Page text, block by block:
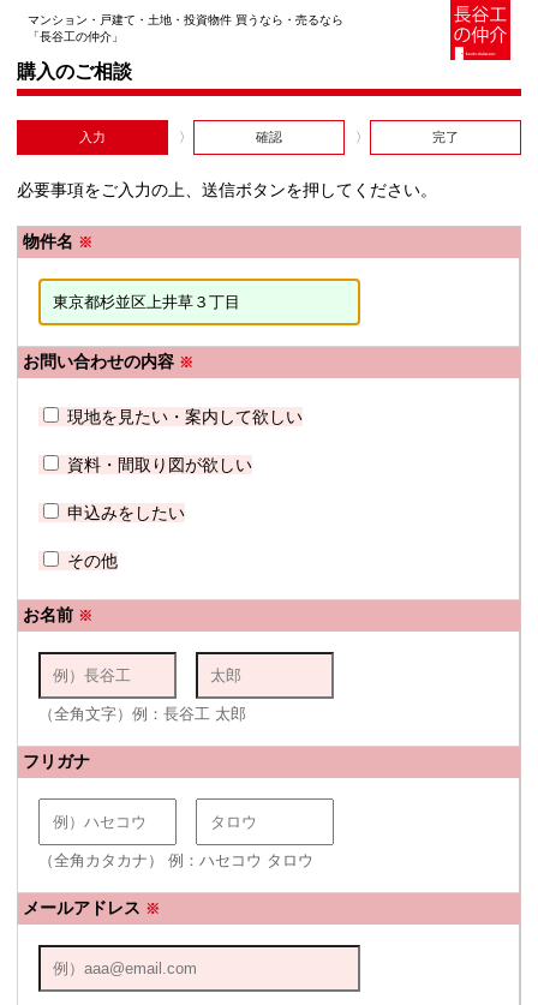
マンション・戸建て・土地・投資物件 買うなら・売るなら
「長谷工の仲介」
購入のご相談
入力 確認 完了
必要事項をご入力の上、送信ボタンを押してください。
物件名 ※
お問い合わせの内容 ※
現地を見たい・案内して欲しい
資料・間取り図が欲しい
申込みをしたい
その他
お名前 ※
（全角文字）例：長谷工 太郎
フリガナ
（全角カタカナ） 例：ハセコウ タロウ
メールアドレス ※